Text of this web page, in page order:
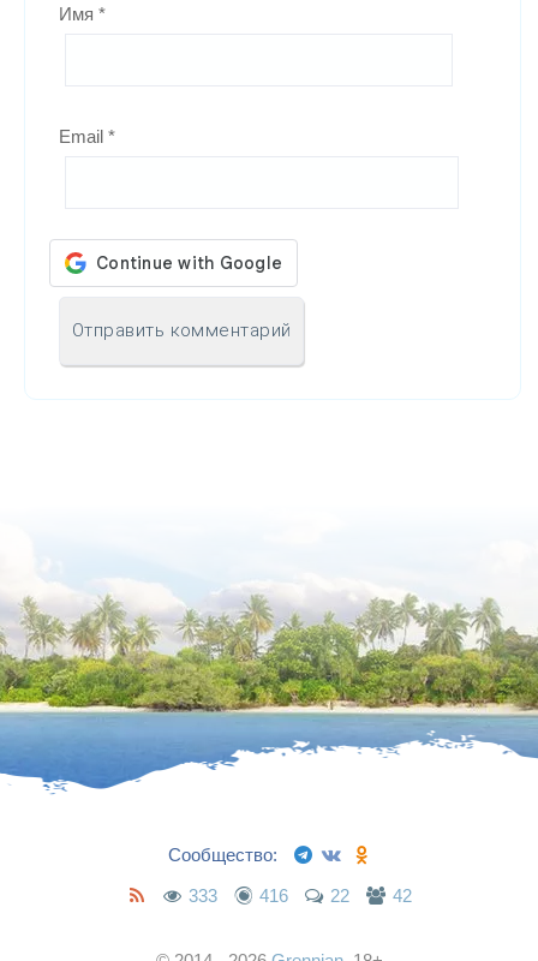
Имя *
Email *
Сообщество:
333
416 22 42